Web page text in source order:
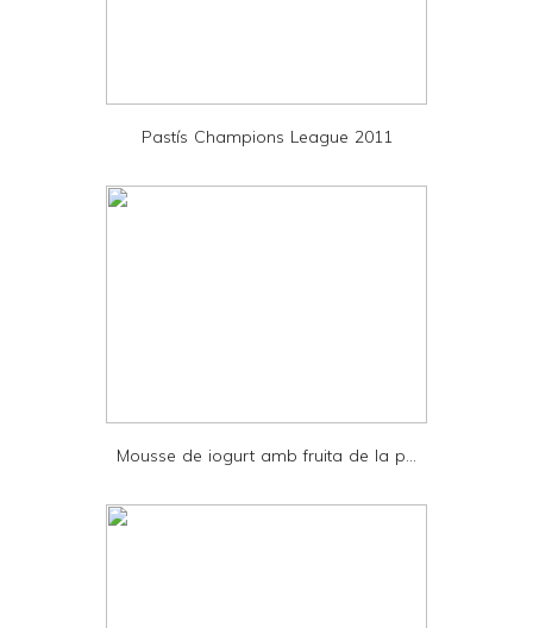
d
Pastís Champions League 2011
Mousse de iogurt amb fruita de la p...